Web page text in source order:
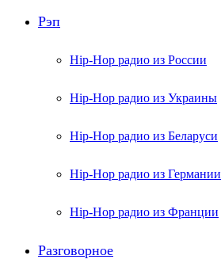
Рэп
Hip-Hop радио из России
Hip-Hop радио из Украины
Hip-Hop радио из Беларуси
Hip-Hop радио из Германии
Hip-Hop радио из Франции
Разговорное